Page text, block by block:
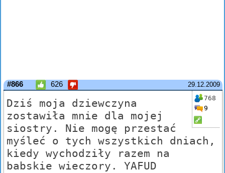
29.12.2009
#866 626
768
9
Dziś moja dziewczyna
zostawiła mnie dla mojej
siostry. Nie mogę przestać
myśleć o tych wszystkich dniach,
kiedy wychodziły razem na
babskie wieczory. YAFUD